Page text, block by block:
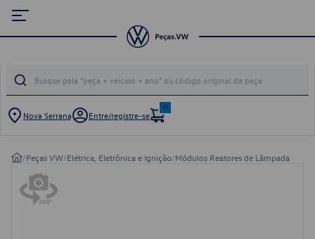
Nova Serrana Entre/registre-se
0
/Peças VW/Elétrica, Eletrônica e Ignição/Módulos Reatores de Lâmpada